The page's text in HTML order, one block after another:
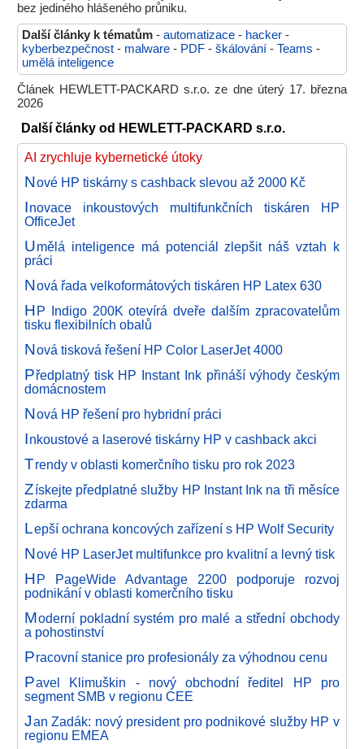
bez jediného hlášeného průniku.
Další články k tématům - automatizace - hacker -
kyberbezpečnost - malware - PDF - škálování - Teams -
umělá inteligence
Článek HEWLETT-PACKARD s.r.o. ze dne úterý 17. března
2026
Další články od HEWLETT-PACKARD s.r.o.
AI zrychluje kybernetické útoky
Nové HP tiskárny s cashback slevou až 2000 Kč
Inovace inkoustových multifunkčních tiskáren HP
OfficeJet
Umělá inteligence má potenciál zlepšit náš vztah k
práci
Nová řada velkoformátových tiskáren HP Latex 630
HP Indigo 200K otevírá dveře dalším zpracovatelům
tisku flexibilních obalů
Nová tisková řešení HP Color LaserJet 4000
Předplatný tisk HP Instant Ink přináší výhody českým
domácnostem
Nová HP řešení pro hybridní práci
Inkoustové a laserové tiskárny HP v cashback akci
Trendy v oblasti komerčního tisku pro rok 2023
Získejte předplatné služby HP Instant Ink na tři měsíce
zdarma
Lepší ochrana koncových zařízení s HP Wolf Security
Nové HP LaserJet multifunkce pro kvalitní a levný tisk
HP PageWide Advantage 2200 podporuje rozvoj
podnikání v oblasti komerčního tisku
Moderní pokladní systém pro malé a střední obchody
a pohostinství
Pracovní stanice pro profesionály za výhodnou cenu
Pavel Klimuškin - nový obchodní ředitel HP pro
segment SMB v regionu CEE
Jan Zadák: nový president pro podnikové služby HP v
regionu EMEA